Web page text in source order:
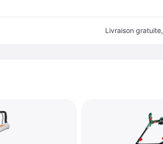
Livraison gratuite,